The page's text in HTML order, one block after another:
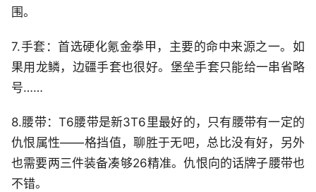
围。
7.手套：首选硬化氪金拳甲，主要的命中来源之一。如
果用龙鳞，边疆手套也很好。堡垒手套只能给一串省略
号……
8.腰带：T6腰带是新3T6里最好的，只有腰带有一定的
仇恨属性——格挡值，聊胜于无吧，总比没有好，另外
也需要两三件装备凑够26精准。仇恨向的话牌子腰带也
不错。